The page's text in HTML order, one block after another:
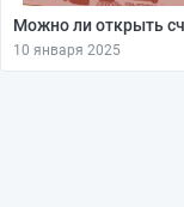
Можно ли открыть
10 января 2025